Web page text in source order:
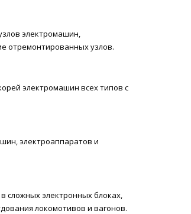
электромашин,
отремонтированных узлов.
электромашин всех типов с
электроаппаратов и
сложных электронных блоках,
локомотивов и вагонов.